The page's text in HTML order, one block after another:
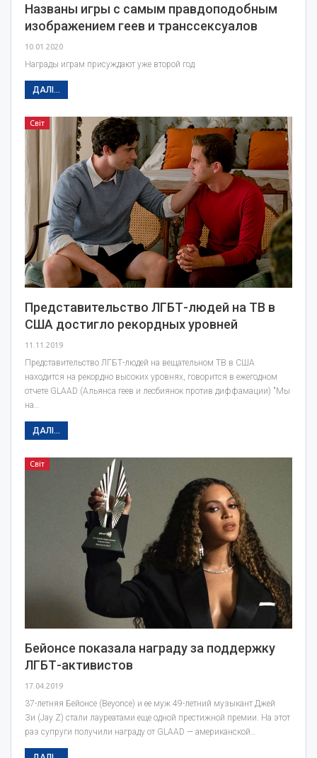
Названы игры с самым правдоподобным
изображением геев и транссексуалов
10.01.2020
Награды играм присуждают уже второй год
ДАЛІ...
Світ
Представительство ЛГБТ-людей на ТВ в
США достигло рекордных уровней
11.11.2019
Представительство ЛГБТ-людей на вещательном ТВ в США
находится на рекордно высоких уровнях, говорится в ежегодном
отчете GLAAD (Альянса геев и лесбиянок против диффамации) "Мы
на…
ДАЛІ...
Світ
Бейонсе показала награду за поддержку
ЛГБТ-активистов
17.04.2019
37-летняя Бейонсе (Beyonce) и ее муж 49-летний музыкант Джей
Зи (Jay Z) стали лауреатами еще одной престижной премии. На этот
раз супруги получили награду от GLAAD — американской…